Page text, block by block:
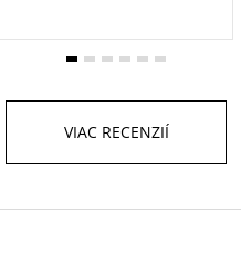
VIAC RECENZIÍ